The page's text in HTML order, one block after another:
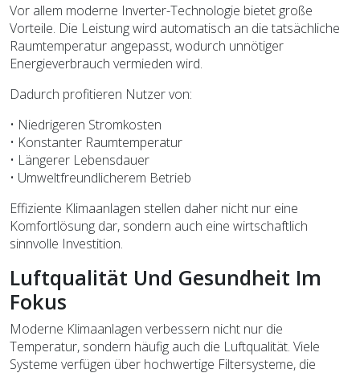
Vor allem moderne Inverter-Technologie bietet große
Vorteile. Die Leistung wird automatisch an die tatsächliche
Raumtemperatur angepasst, wodurch unnötiger
Energieverbrauch vermieden wird.
Dadurch profitieren Nutzer von:
• Niedrigeren Stromkosten
• Konstanter Raumtemperatur
• Längerer Lebensdauer
• Umweltfreundlicherem Betrieb
Effiziente Klimaanlagen stellen daher nicht nur eine
Komfortlösung dar, sondern auch eine wirtschaftlich
sinnvolle Investition.
Luftqualität Und Gesundheit Im
Fokus
Moderne Klimaanlagen verbessern nicht nur die
Temperatur, sondern häufig auch die Luftqualität. Viele
Systeme verfügen über hochwertige Filtersysteme, die